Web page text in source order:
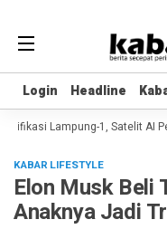
Login Headline
Login Headline
Lampung-1, Satelit AI
KABAR LIFESTYLE
Elon Musk Beli
Anaknya Jadi